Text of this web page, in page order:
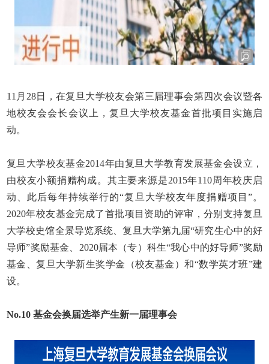
11 月 28日，在复旦大学校友会第三届理事会第四次会议暨各
地校友会会长会议上，复旦大学校友基金首批项目实施启
动。
复旦大学校友基金2014年由复旦大学教育发展基金会设立，
由校友小额捐赠构成。其主要来源是2015年110周年校庆启
动、此后每年持续举行的“复旦大学校友年度捐赠项目”。
2020年校友基金完成了首批项目资助的评审，分别支持复旦
大学校史馆全景导览系统、复旦大学第九届“研究生心中的好
导师”奖励基金、 2020届本（专）科生“我心中的好导师”奖励
基金、复旦大学新生奖学金（校友基金）和“数学英才班”建
设。
No.10 基金会换届选举产生新一届理事会